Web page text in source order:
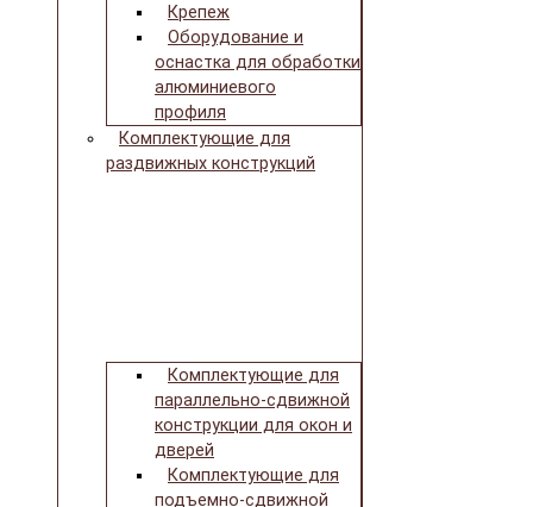
Крепеж
Оборудование и
оснастка для обработки
алюминиевого
профиля
Комплектующие для
раздвижных конструкций
Комплектующие для
параллельно-сдвижной
конструкции для окон и
дверей
Комплектующие для
подъемно-сдвижной